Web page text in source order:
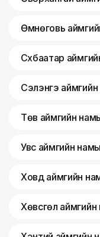
Өмнөговь
Сүхбаатар
Сэлэнгэ
Төв аймгийн
Увс аймгийн
Ховд аймгийн
Хөвсгөл